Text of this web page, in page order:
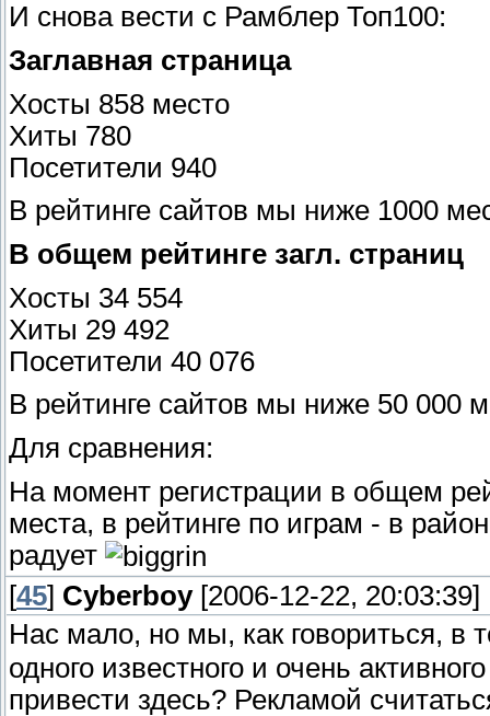
И снова вести с Рамблер Топ100:
Заглавная страница
Хосты 858 место
Хиты 780
Посетители 940
В рейтинге сайтов мы ниже 1000
В общем рейтинге загл. страниц
Хосты 34 554
Хиты 29 492
Посетители 40 076
В рейтинге сайтов мы ниже 50 000
Для сравнения:
На момент регистрации в общем
места, в рейтинге по играм - в
радует
[45] Cyberboy[2006-12-22, 20:03:39]
Нас мало, но мы, как говориться, в
одного известного и очень
привести здесь? Рекламой